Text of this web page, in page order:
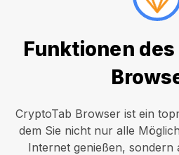
Funktionen
CryptoTab Browser ist ein
dem Sie nicht nur alle
Internet genießen, sondern